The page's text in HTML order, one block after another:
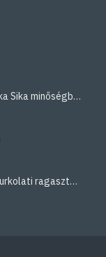
Vízszigetelés és ragasztástechnika Sika minőségben
Sika és Schönox hideg- és melegburkolati ragasztási rendszerek